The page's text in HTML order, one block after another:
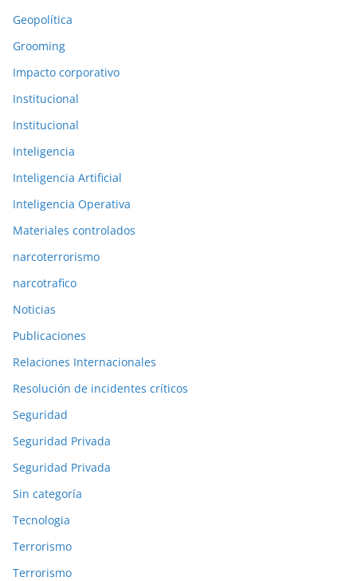
s
Geopolítica
Grooming
Impacto corporativo
Institucional
Institucional
Inteligencia
Inteligencia Artificial
Inteligencia Operativa
Materiales controlados
narcoterrorismo
narcotrafico
Noticias
Publicaciones
Relaciones Internacionales
Resolución de incidentes críticos
Seguridad
Seguridad Privada
Seguridad Privada
Sin categoría
Tecnologia
Terrorismo
Terrorismo